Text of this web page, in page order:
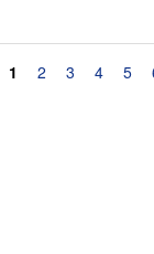
1 2 3 4 5